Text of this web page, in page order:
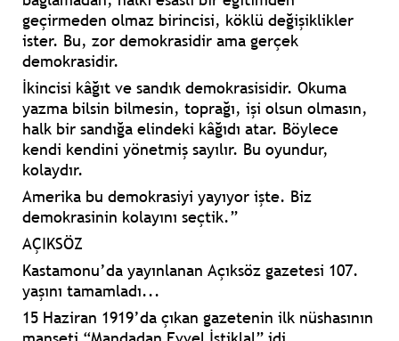
geçirmeden olmaz birincisi, köklü değişiklikler
ister. Bu, zor demokrasidir ama gerçek
demokrasidir.
İkincisi kâğıt ve sandık demokrasisidir. Okuma
yazma bilsin bilmesin, toprağı, işi olsun olmasın,
halk bir sandığa elindeki kâğıdı atar. Böylece
kendi kendini yönetmiş sayılır. Bu oyundur,
kolaydır.
Amerika bu demokrasiyi yayıyor işte. Biz
demokrasinin kolayını seçtik.”
AÇIKSÖZ
Kastamonu’da yayınlanan Açıksöz gazetesi 107.
yaşını tamamladı...
15 Haziran 1919’da çıkan gazetenin ilk nüshasının